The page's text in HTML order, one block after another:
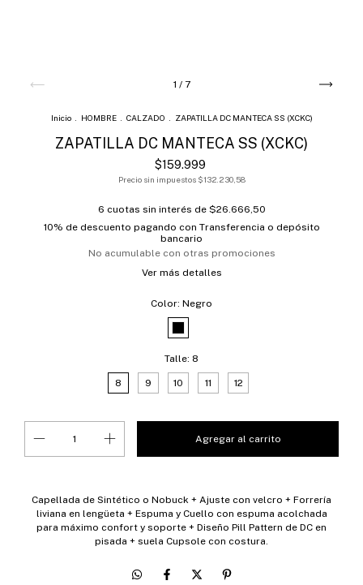
1 / 7
Inicio HOMBRE CALZADO ZAPATILLA DC MANTECA SS (XCKC)
ZAPATILLA DC MANTECA SS (XCKC)
$159.999
Precio sin impuestos $132.230,58
6 cuotas sin interés de $26.666,50
10% de descuento pagando con Transferencia o depósito
bancario
No acumulable con otras promociones
Ver más detalles
Color: Negro
Talle: 8
8 9 10 11 12
Capellada de Sintético o Nobuck + Ajuste con velcro + Forrería
liviana en lengüeta + Espuma y Cuello con espuma acolchada
para máximo confort y soporte + Diseño Pill Pattern de DC en
pisada + suela Cupsole con costura.